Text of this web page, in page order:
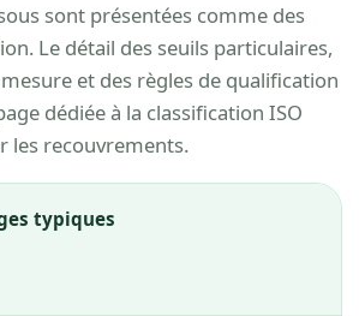
sont présentées comme des
Le détail des seuils particulaires,
et des règles de qualification
dédiée à la classification ISO
les recouvrements.
typiques